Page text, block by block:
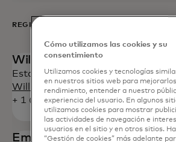
REGIONES
Will O'Connor
Estados Unidos y Canadá
Will.O'Connor@mastercard.com
+ 1 (914) 249-2121
Emilia Businskas
Cómo utilizamos las cookies y su
consentimiento
Utilizamos cookies y tecnologías
en nuestros sitios web para
rendimiento, entender a nuestro
experiencia del usuario. En algunos
utilizamos cookies para mostrar
las actividades de navegación e
usuarios en el sitio y en otros sitios.
“Gestión de cookies” más adelante